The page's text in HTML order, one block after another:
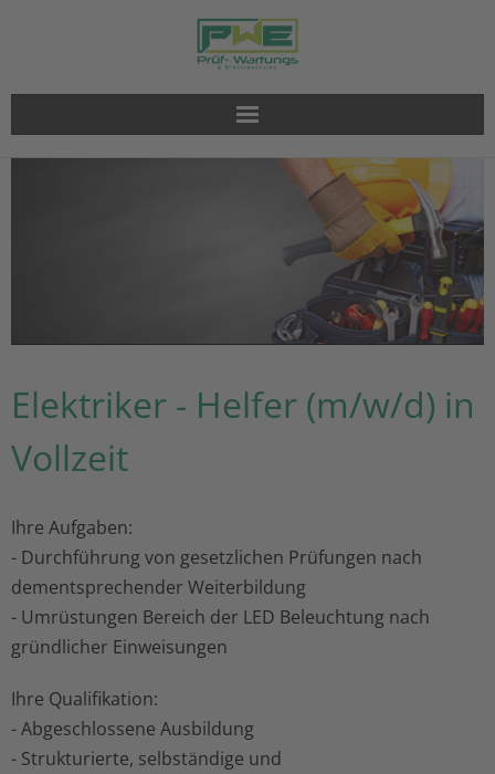
Photovoltaik
PWE-Wissen
Elektriker - Helfer (m/w/d) in
Vollzeit
Ihre Aufgaben:
- Durchführung von gesetzlichen Prüfungen nach
dementsprechender Weiterbildung
- Umrüstungen Bereich der LED Beleuchtung nach
gründlicher Einweisungen
Ihre Qualifikation:
- Abgeschlossene Ausbildung
- Strukturierte, selbständige und